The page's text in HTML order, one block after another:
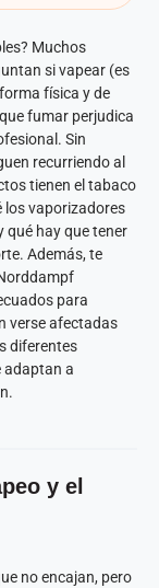
Muchos
si vapear (es
física y de
fumar perjudica
Sin
recurriendo al
tienen el tabaco
los vaporizadores
qué hay que tener
Además, te
para
verse afectadas
diferentes
adaptan a
y el
no encajan, pero